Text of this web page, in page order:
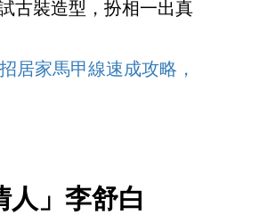
古裝造型，扮相一出真
居家馬甲線速成攻略，
人」李舒白